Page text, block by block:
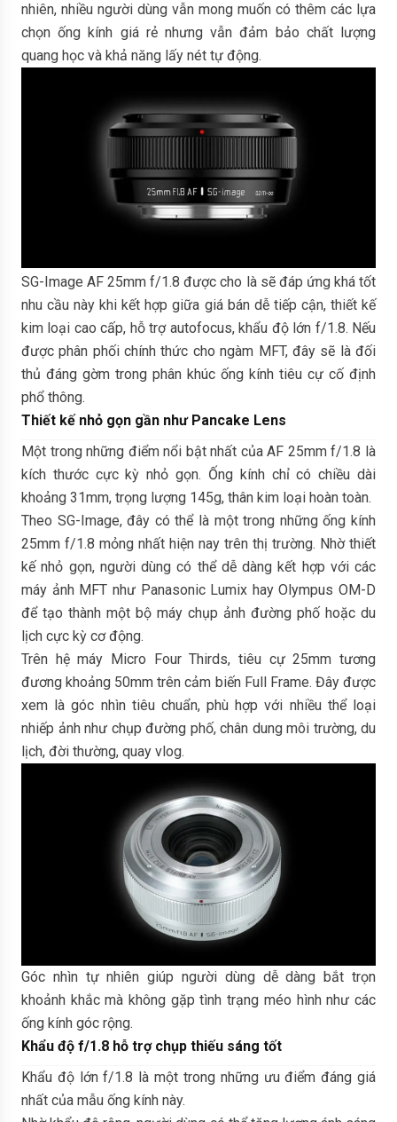
nhiên, nhiều người dùng vẫn mong muốn có thêm các lựa
chọn ống kính giá rẻ nhưng vẫn đảm bảo chất lượng
quang học và khả năng lấy nét tự động.
SG-Image AF 25mm f/1.8 được cho là sẽ đáp ứng khá tốt
nhu cầu này khi kết hợp giữa giá bán dễ tiếp cận, thiết kế
kim loại cao cấp, hỗ trợ autofocus, khẩu độ lớn f/1.8. Nếu
được phân phối chính thức cho ngàm MFT, đây sẽ là đối
thủ đáng gờm trong phân khúc ống kính tiêu cự cố định
phổ thông.
Thiết kế nhỏ gọn gần như Pancake Lens
Một trong những điểm nổi bật nhất của AF 25mm f/1.8 là
kích thước cực kỳ nhỏ gọn. Ống kính chỉ có chiều dài
khoảng 31mm, trọng lượng 145g, thân kim loại hoàn toàn.
Theo SG-Image, đây có thể là một trong những ống kính
25mm f/1.8 mỏng nhất hiện nay trên thị trường. Nhờ thiết
kế nhỏ gọn, người dùng có thể dễ dàng kết hợp với các
máy ảnh MFT như Panasonic Lumix hay Olympus OM-D
để tạo thành một bộ máy chụp ảnh đường phố hoặc du
lịch cực kỳ cơ động.
Trên hệ máy Micro Four Thirds, tiêu cự 25mm tương
đương khoảng 50mm trên cảm biến Full Frame. Đây được
xem là góc nhìn tiêu chuẩn, phù hợp với nhiều thể loại
nhiếp ảnh như chụp đường phố, chân dung môi trường, du
lịch, đời thường, quay vlog.
Góc nhìn tự nhiên giúp người dùng dễ dàng bắt trọn
khoảnh khắc mà không gặp tình trạng méo hình như các
ống kính góc rộng.
Khẩu độ f/1.8 hỗ trợ chụp thiếu sáng tốt
Khẩu độ lớn f/1.8 là một trong những ưu điểm đáng giá
nhất của mẫu ống kính này.